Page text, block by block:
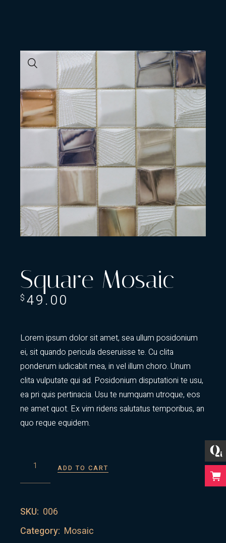
Square Mosaic
$ 49.00
Lorem ipsum dolor sit amet, sea ullum posidonium
ei, sit quando pericula deseruisse te. Cu clita
ponderum iudicabit mea, in vel illum choro. Unum
clita vulputate qui ad. Posidonium disputationi te usu,
ea pri quis pertinacia. Usu te numquam utroque, eos
ne amet quot. Ex vim ridens salutatus temporibus, an
quo reque equidem.
ADD TO CART
SKU: 006
Category: Mosaic